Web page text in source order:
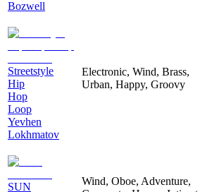
Bozwell
Streetstyle
Hip
Hop
Loop
Yevhen
Lokhmatov
Electronic, Wind, Brass,
Urban, Happy, Groovy
SUN
Wind, Oboe, Adventure,